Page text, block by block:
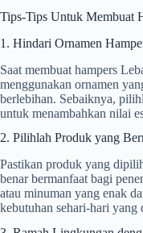
Tips-Tips Untuk Membuat
1. Hindari Ornamen
Saat membuat hampers
menggunakan ornamen
berlebihan. Sebaiknya,
untuk menambahkan nilai
2. Pilihlah Produk yang
Pastikan produk yang
benar bermanfaat bagi
atau minuman yang enak
kebutuhan sehari-hari